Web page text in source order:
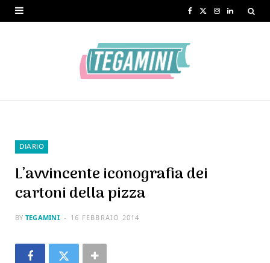
I L
DIARIO
L’avvincente iconografia dei
cartoni della pizza
BY TEGAMINI 16 FEBBRAIO 2014